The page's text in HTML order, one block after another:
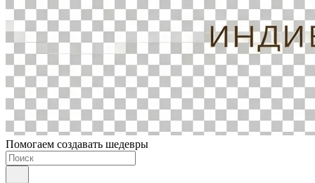
Помогаем создавать шедевры